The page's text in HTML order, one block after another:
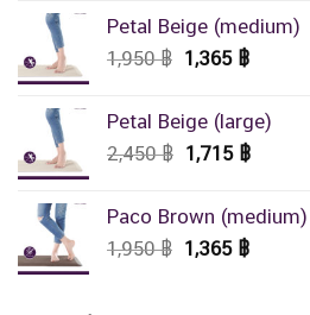
was:
1,950 ฿.
is:
1,365 ฿.
Petal Beige (medium)
1,950฿ Original
was:
1,950 ฿.
1,365 ฿Current
is:
1,365 ฿.
Petal Beige (large)
2,450฿ Original
was:
2,450 ฿.
1,715 ฿Current
is:
1,715 ฿.
Paco Brown (medium)
1,950฿ Original
1,365 ฿Current